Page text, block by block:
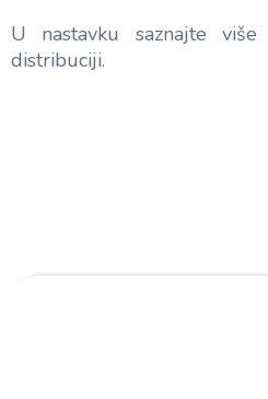
U nastavku saznajte
distribuciji.